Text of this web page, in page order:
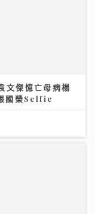
文傑憶亡母病榻
國榮Selfie